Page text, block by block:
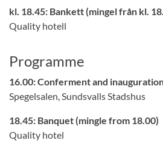
kl. 18.45: Bankett (mingel från kl.
Quality hotell
Programme
16.00:Conferment and
Spegelsalen, Sundsvalls Stadshus
18.45: Banquet (mingle from 18.00)
Quality hotel